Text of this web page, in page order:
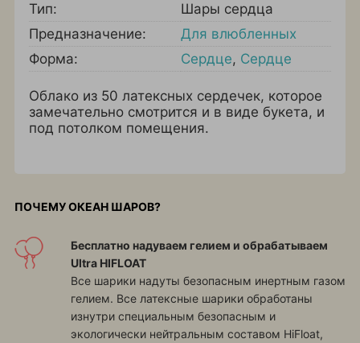
Тип:
Шары сердца
Предназначение:
Для влюбленных
Форма:
Сердце, Сердце
Облако из 50 латексных сердечек, которое
замечательно смотрится и в виде букета, и
под потолком помещения.
ПОЧЕМУ ОКЕАН ШАРОВ?
Бесплатно надуваем гелием и обрабатываем
Ultra HIFLOAT
Все шарики надуты безопасным инертным газом
гелием. Все латексные шарики обработаны
изнутри специальным безопасным и
экологически нейтральным составом HiFloat,